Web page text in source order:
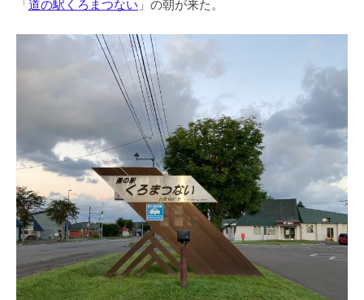
「道の駅くろまつない 」の朝が来た。